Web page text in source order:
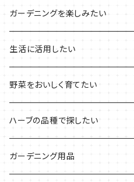
その他のプランターの栽培キット
2021年のハロウィン
2021年のクリスマス
フレッシュハーブ
リラックスしたい時に
シャキッとしたい時に
デトックスに
気分で香りを楽しみたい
料理の定番ハーブ
イタリア料理に
魚料理に
BBQ・肉料理に
サラダに使いたい
ガーデニングを楽しみたい
花を楽しみたい
カラーリーフ
ハーブガーデンづくりに
夏のハーブガーデンに
生活に活用したい
パーティーハーブ
インスタ映えハーブ
虫よけに使いたい
野菜をおいしく育てたい
トマトのコンパニオン
ジャガイモのコンパニオン
ハーブの品種で探したい
ミント・ハーブ苗
ガーデニング用品